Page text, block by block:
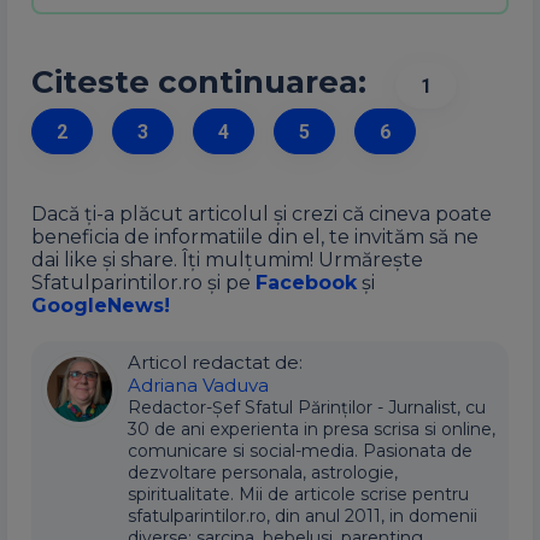
Citeste continuarea:
1
2
3 4 5 6
Dacă ți-a plăcut articolul și crezi că cineva poate
beneficia de informatiile din el, te invităm să ne
dai like și share. Îți mulțumim! Urmărește
Sfatulparintilor.ro și pe Facebook și
GoogleNews!
Articol redactat de:
Adriana Vaduva
Redactor-Șef Sfatul Părinților - Jurnalist, cu
30 de ani experienta in presa scrisa si online,
comunicare si social-media. Pasionata de
dezvoltare personala, astrologie,
spiritualitate. Mii de articole scrise pentru
sfatulparintilor.ro, din anul 2011, in domenii